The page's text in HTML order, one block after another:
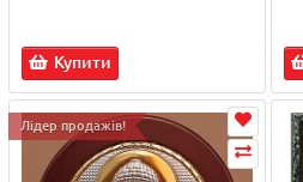
Купити
Лідер продажів!